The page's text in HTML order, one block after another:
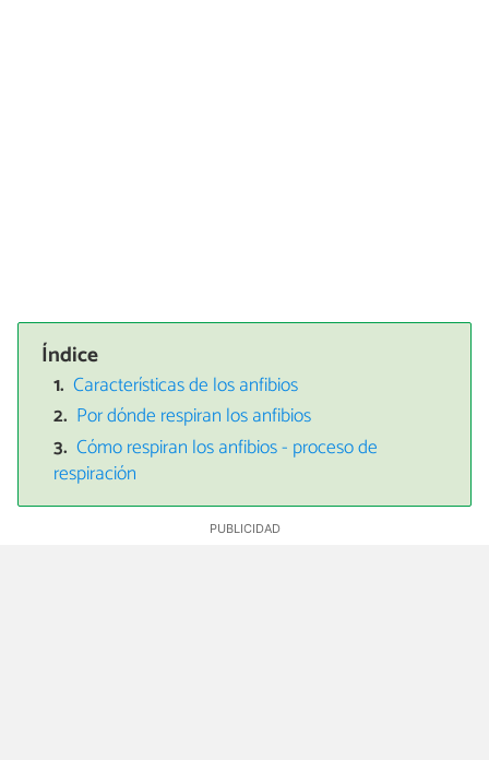
Índice
Características de los anfibios
Por dónde respiran los anfibios
Cómo respiran los anfibios - proceso de
respiración